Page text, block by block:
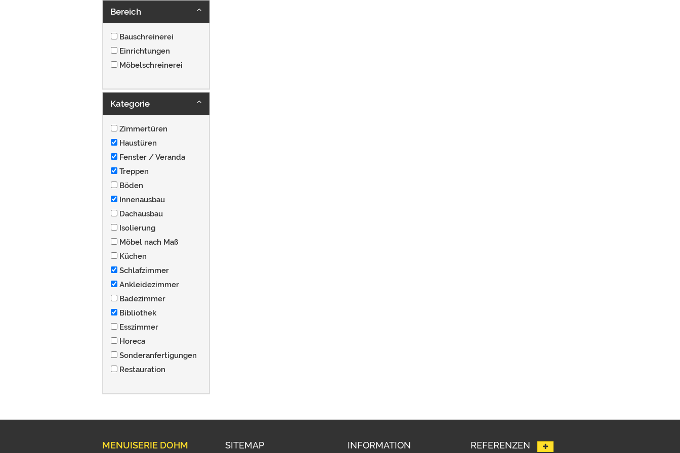
Bereich
Bauschreinerei
Einrichtungen
Möbelschreinerei
Kategorie
Zimmertüren
Haustüren
Fenster / Veranda
Treppen
Böden
Innenausbau
Dachausbau
Isolierung
Möbel nach Maß
Küchen
Schlafzimmer
Ankleidezimmer
Badezimmer
Bibliothek
Esszimmer
Horeca
Sonderanfertigungen
Restauration
MENUISERIE DOHM SITEMAP INFORMATION REFERENZEN